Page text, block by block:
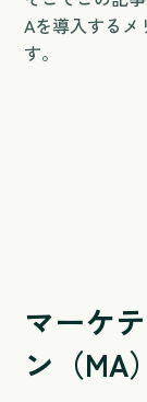
Aを導入するメ
す。
マーケ
ン（MA